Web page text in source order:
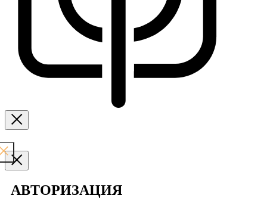
АВТОРИЗАЦИЯ